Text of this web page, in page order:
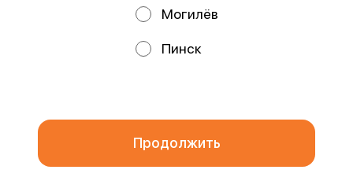
аналитических сервисов согласно нашейполитике
конфиденциальности
Могилёв
Пинск